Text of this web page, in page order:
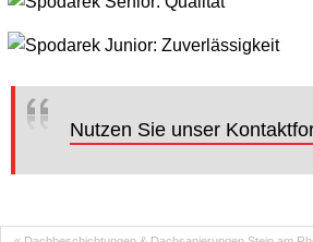
Nutzen Sie unser